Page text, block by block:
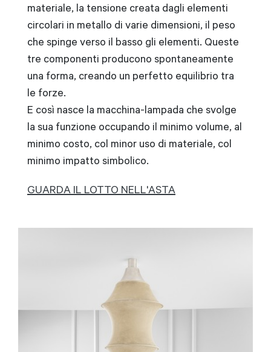
materiale, la tensione creata dagli elementi
circolari in metallo di varie dimensioni, il peso
che spinge verso il basso gli elementi. Queste
tre componenti producono spontaneamente
una forma, creando un perfetto equilibrio tra
le forze.
E così nasce la macchina-lampada che svolge
la sua funzione occupando il minimo volume, al
minimo costo, col minor uso di materiale, col
minimo impatto simbolico.
GUARDA IL LOTTO NELL'ASTA